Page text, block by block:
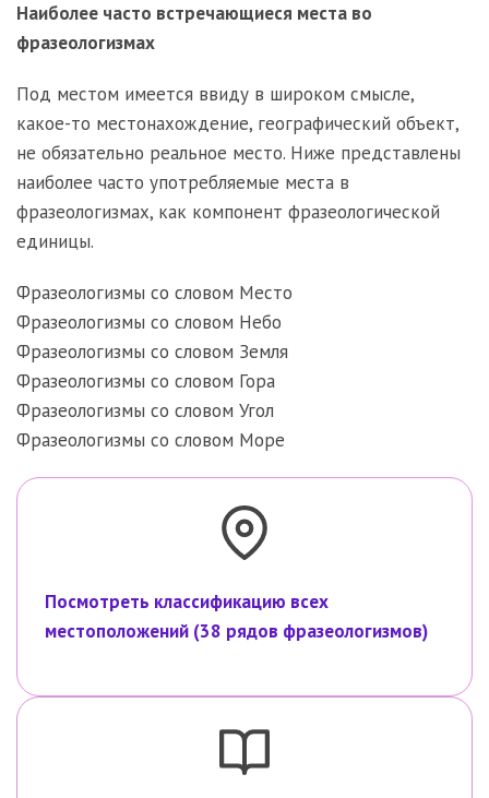
Наиболее часто встречающиеся места во
фразеологизмах
Под местом имеется ввиду в широком смысле,
какое-то местонахождение, географический объект,
не обязательно реальное место. Ниже представлены
наиболее часто употребляемые места в
фразеологизмах, как компонент фразеологической
единицы.
Фразеологизмы со словом Место
Фразеологизмы со словом Небо
Фразеологизмы со словом Земля
Фразеологизмы со словом Гора
Фразеологизмы со словом Угол
Фразеологизмы со словом Море
Посмотреть классификацию всех
местоположений (38 рядов фразеологизмов)